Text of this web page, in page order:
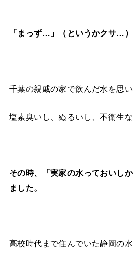
「まっず…」 （というかクサ…）
千葉の親戚の家で飲んだ水を思い
塩素臭いし、ぬるいし、不衛生
その時、「実家の水っておいし
ました。
高校時代まで住んでいた静岡の